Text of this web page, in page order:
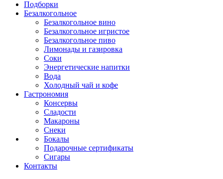
Подборки
Безалкогольное
Безалкогольное вино
Безалкогольное игристое
Безалкогольное пиво
Лимонады и газировка
Соки
Энергетические напитки
Вода
Холодный чай и кофе
Гастрономия
Консервы
Сладости
Макароны
Снеки
Бокалы
Подарочные сертификаты
Сигары
Контакты